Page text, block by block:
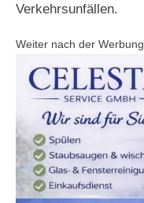
Verkehrsunfällen.
Weiter nach der Werbung